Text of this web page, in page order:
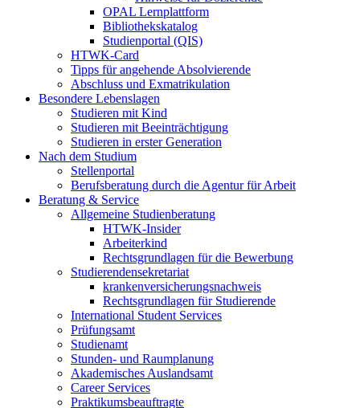
OPAL Lernplattform
Bibliothekskatalog
Studienportal (QIS)
HTWK-Card
Tipps für angehende Absolvierende
Abschluss und Exmatrikulation
Besondere Lebenslagen
Studieren mit Kind
Studieren mit Beeinträchtigung
Studieren in erster Generation
Nach dem Studium
Stellenportal
Berufsberatung durch die Agentur für Arbeit
Beratung & Service
Allgemeine Studienberatung
HTWK-Insider
Arbeiterkind
Rechtsgrundlagen für die Bewerbung
Studierendensekretariat
krankenversicherungsnachweis
Rechtsgrundlagen für Studierende
International Student Services
Prüfungsamt
Studienamt
Stunden- und Raumplanung
Akademisches Auslandsamt
Career Services
Praktikumsbeauftragte